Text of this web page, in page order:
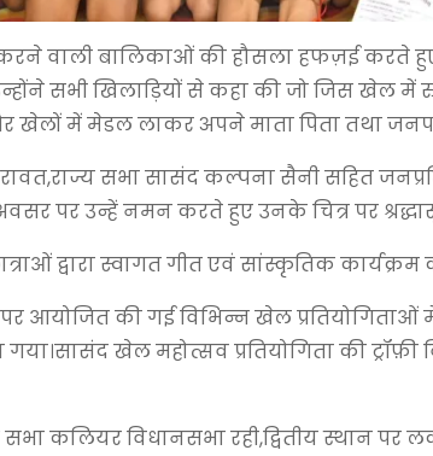
करने वाली बालिकाओं की हौसला हफज़ई करते
सभी खिलाड़ियों से कहा की जो जिस
खेलों में मेडल लाकर अपने माता पिता तथा
सभा सासंद कल्पना सैनी सहित
पर उन्हें नमन करते हुए उनके चित्र पर
द्वारा स्वागत गीत एवं सांस्कृतिक कार्यक्रम
की गई विभिन्न खेल प्रतियोगिताओं में
खेल महोत्सव प्रतियोगिता की
कलियर विधानसभा रही,द्वितीय स्थान पर